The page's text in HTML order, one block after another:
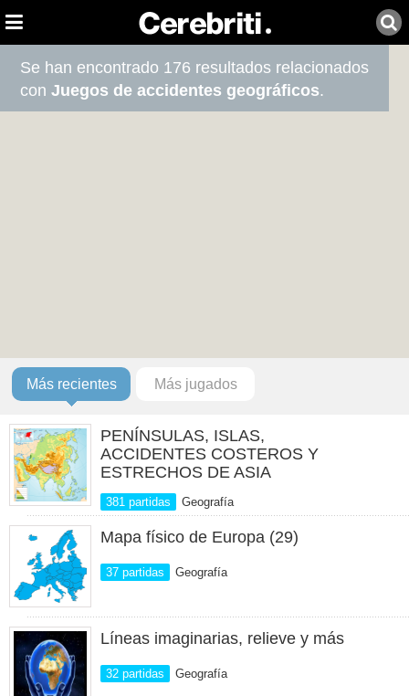
Se han encontrado 176 resultados relacionados
conJuegos de accidentes geográficos.
Más recientes Más jugados
PENÍNSULAS, ISLAS,
ACCIDENTES COSTEROS Y
ESTRECHOS DE ASIA
381 partidas Geografía
Mapa físico de Europa (29)
37 partidas Geografía
Líneas imaginarias, relieve y más
32 partidas Geografía